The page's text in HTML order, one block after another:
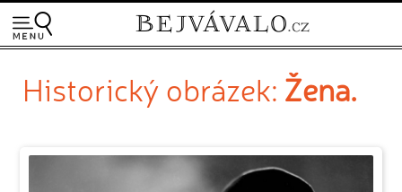
Historický obrázek: Žena.